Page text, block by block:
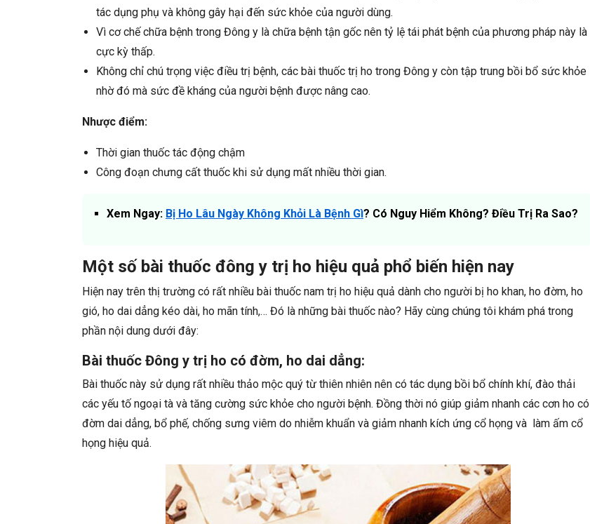
tác dụng phụ và không gây hại đến sức khỏe của người dùng.
Vì cơ chế chữa bệnh trong Đông y là chữa bệnh tận gốc nên tỷ lệ tái phát bệnh của phương pháp này là
cực kỳ thấp.
Không chỉ chú trọng việc điều trị bệnh, các bài thuốc trị ho trong Đông y còn tập trung bồi bổ sức khỏe
nhờ đó mà sức đề kháng của người bệnh được nâng cao.
Nhược điểm:
Thời gian thuốc tác động chậm
Công đoạn chưng cất thuốc khi sử dụng mất nhiều thời gian.
Xem Ngay: Bị Ho Lâu Ngày Không Khỏi Là Bệnh Gì? Có Nguy Hiểm Không? Điều Trị Ra Sao?
Một số bài thuốc đông y trị ho hiệu quả phổ biến hiện nay
Hiện nay trên thị trường có rất nhiều bài thuốc nam trị ho hiệu quả dành cho người bị ho khan, ho đờm, ho
gió, ho dai dẳng kéo dài, ho mãn tính,… Đó là những bài thuốc nào? Hãy cùng chúng tôi khám phá trong
phần nội dung dưới đây:
Bài thuốc Đông y trị ho có đờm, ho dai dẳng:
Bài thuốc này sử dụng rất nhiều thảo mộc quý từ thiên nhiên nên có tác dụng bồi bổ chính khí, đào thải
các yếu tố ngoại tà và tăng cường sức khỏe cho người bệnh. Đồng thời nó giúp giảm nhanh các cơn ho có
đờm dai dẳng, bổ phế, chống sưng viêm do nhiễm khuẩn và giảm nhanh kích ứng cổ họng và làm ấm cổ
họng hiệu quả.